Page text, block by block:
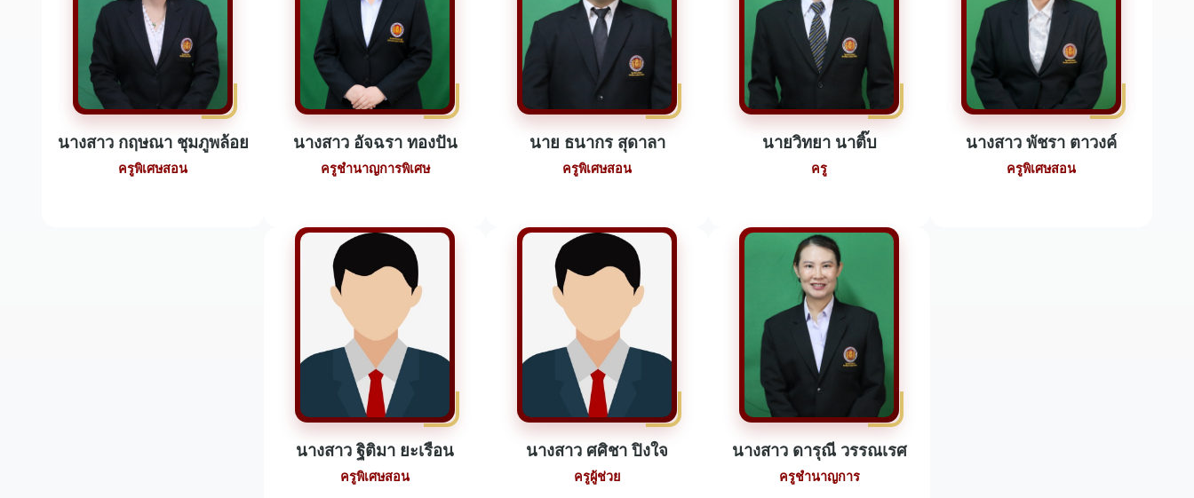
นางสาว กฤษณา ชุมภูพล้อย
ครูพิเศษสอน
นางสาว อัจฉรา ทองปัน
ครูชำนาญการพิเศษ
นาย ธนากร สุดาลา
ครูพิเศษสอน
นายวิทยา นาติ๊บ
ครู
นางสาว พัชรา ตาวงค์
ครูพิเศษสอน
นางสาว ฐิติมา ยะเรือน
ครูพิเศษสอน
นางสาว ศศิชา ปิงใจ
ครูผู้ช่วย
นางสาว ดารุณี วรรณเรศ
ครูชำนาญการ